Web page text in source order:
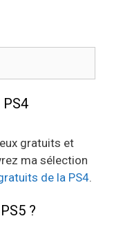
gratuits et
ma sélection
de la PS4.
?